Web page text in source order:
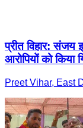
प्रीत विहार: संजय
आरोपियों को किया
Preet Vihar, East